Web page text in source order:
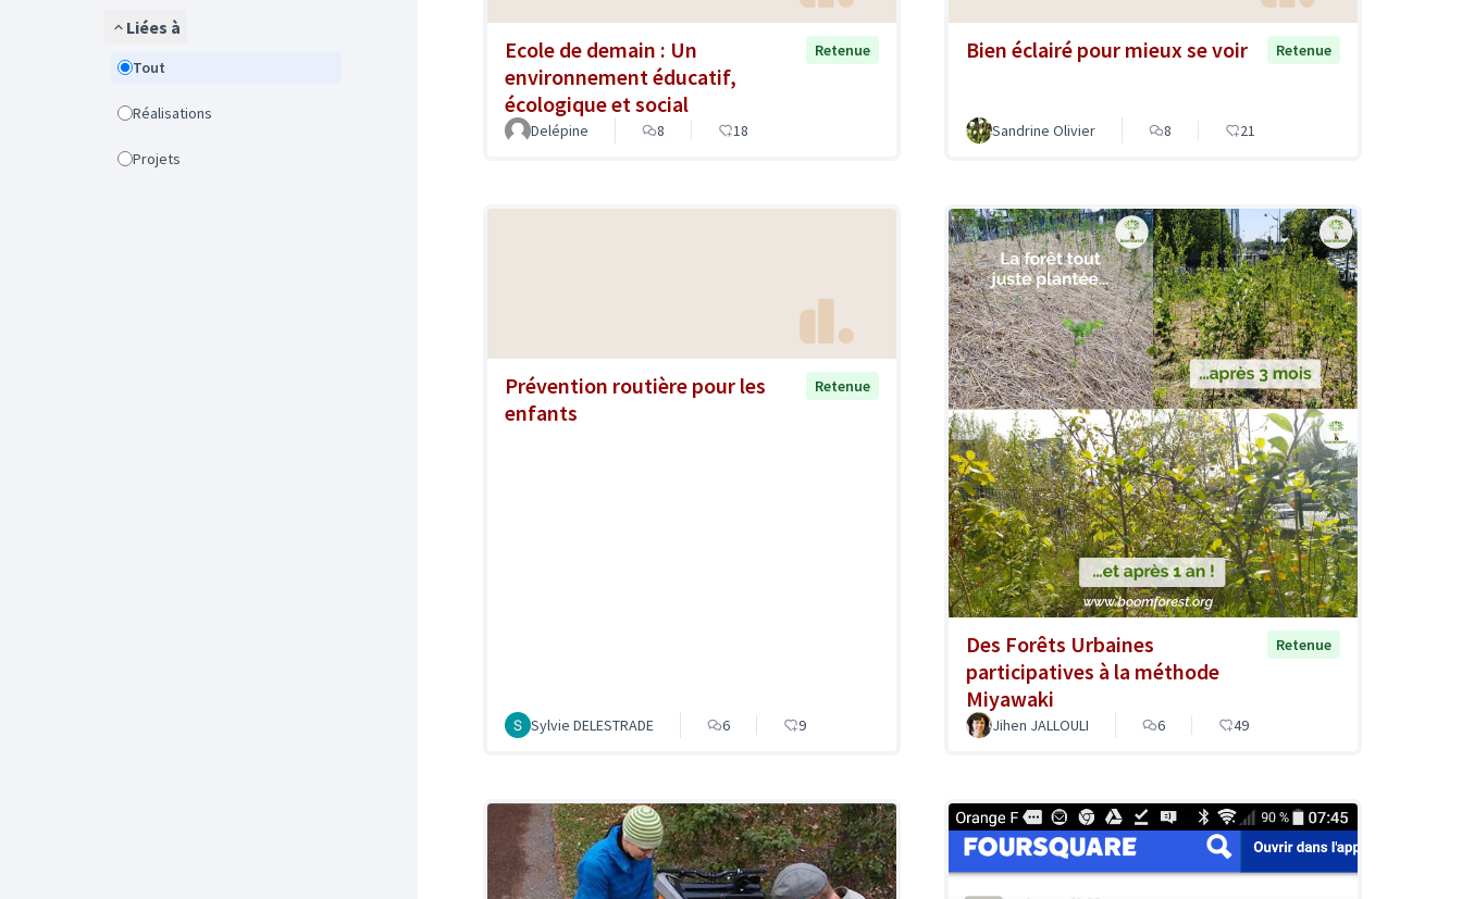
Liées à
Tout
Réalisations
Projets
Ecole de demain : Un
environnement éducatif,
écologique et social
Retenue
Delépine 8 18
Bien éclairé pour mieux se voir Retenue
Sandrine Olivier 8 21
Prévention routière pour les
enfants
Retenue
Sylvie DELESTRADE 6 9
Des Forêts Urbaines
participatives à la méthode
Miyawaki
Retenue
Jihen JALLOULI 6 49